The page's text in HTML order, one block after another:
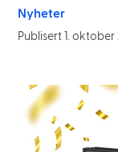
Nyheter
Publisert 1. oktober